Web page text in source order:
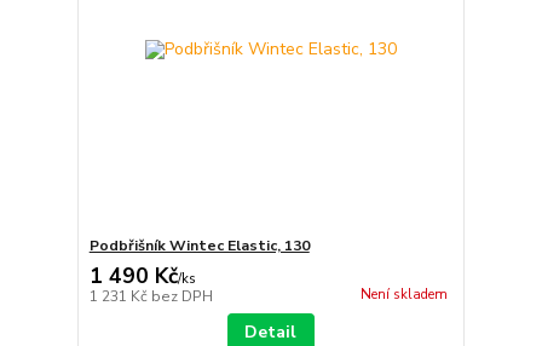
Podbřišník Wintec Elastic, 130
1 490 Kč/ks
1 231 Kč bez DPH Není skladem
Detail